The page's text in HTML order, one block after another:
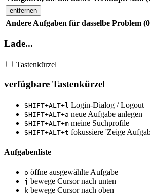
entfernen
Andere Aufgaben für dasselbe Problem
Lade...
Tastenkürzel
verfügbare Tastenkürzel
SHIFT+ALT+l Login-Dialog / Logout
SHIFT+ALT+a neue Aufgabe anlegen
SHIFT+ALT+m meine Suchprofile
SHIFT+ALT+t fokussiere 'Zeige
Aufgabenliste
o öffne ausgewählte Aufgabe
j bewege Cursor nach unten
k bewege Cursor nach oben